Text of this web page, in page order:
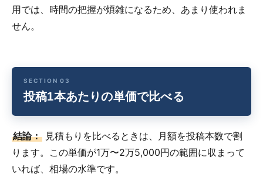
用では、時間の把握が煩雑になるため、あまり使われま
せん。
投稿1本あたりの単価で比べる
結論： 見積もりを比べるときは、月額を投稿本数で割
ります。この単価が1万〜2万5,000円の範囲に収まって
いれば、相場の水準です。